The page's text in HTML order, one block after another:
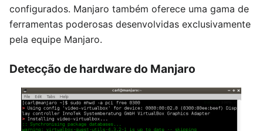
configurados. Manjaro também oferece uma gama de
ferramentas poderosas desenvolvidas exclusivamente
pela equipe Manjaro.
Detecção de hardware do Manjaro